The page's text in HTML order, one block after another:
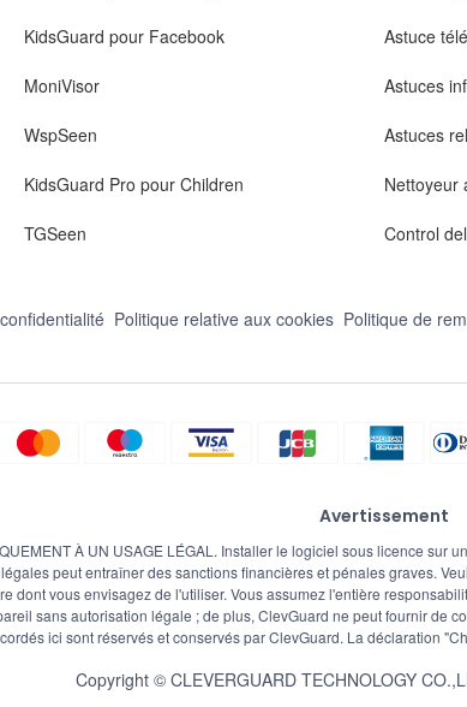
KidsGuard pour Facebook
MoniVisor
WspSeen
KidsGuard Pro pour Children
TGSeen
Astuce
Astuces
Astuces
Nettoyeur
Control
Politique relative aux cookies Politique de
Avertissement
À UN USAGE LÉGAL. Installer le logiciel sous licence
peut entraîner des sanctions financières et pénales graves.
dont vous envisagez de l'utiliser. Vous assumez l'entière
sans autorisation légale ; de plus, ClevGuard ne peut fournir de
ici sont réservés et conservés par ClevGuard. La déclaration
Copyright © CLEVERGUARD TECHNOLOGY